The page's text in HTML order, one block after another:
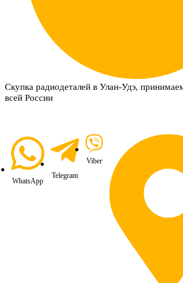
Скупка радиодеталей в Улан-Удэ,
всей России
WhatsApp
Telegram
Viber